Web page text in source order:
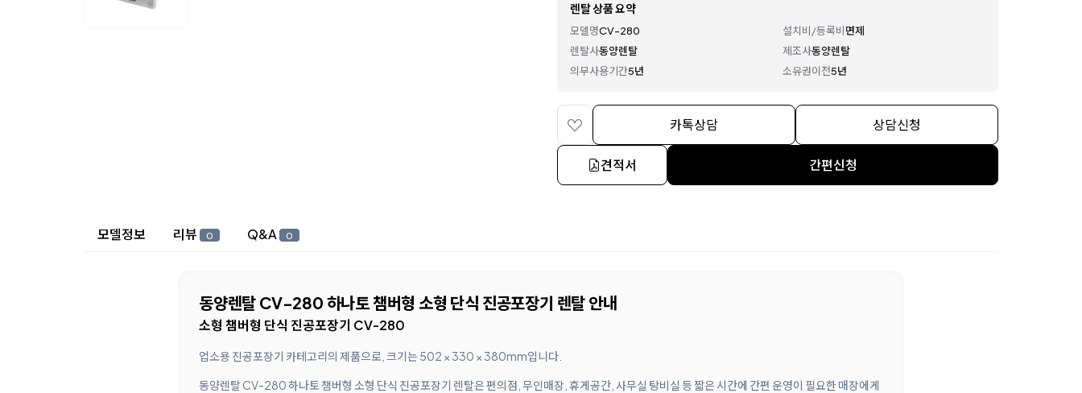
렌탈 상품 요약
모델명CV-280 설치비/등록비면제
렌탈사동양렌탈 제조사동양렌탈
의무사용기간5년 소유권이전5년
카톡상담 상담신청
견적서 간편신청
상세 정보
모델정보 리뷰 0 Q&A 0
동양렌탈 CV-280 하나토 챔버형 소형 단식 진공포장기 렌탈 안내
소형 챔버형 단식 진공포장기 CV-280
업소용 진공포장기 카테고리의 제품으로, 크기는 502 × 330 × 380mm입니다.
동양렌탈 CV-280 하나토 챔버형 소형 단식 진공포장기 렌탈은 편의점, 무인매장, 휴게공간, 사무실 탕비실 등 짧은 시간에 간편 운영이 필요한 매장에게